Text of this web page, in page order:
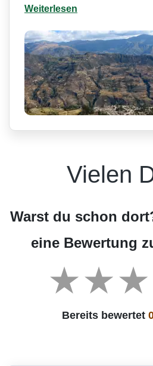
Weiterlesen
Vielen
Warst du schon
eine Bewertung
Bereits bewertet